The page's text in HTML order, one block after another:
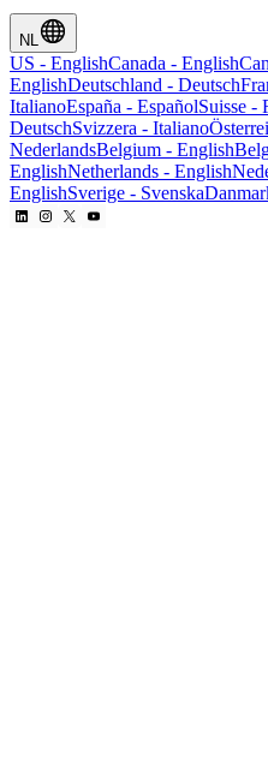
NL
US - EnglishCanada - English
EnglishDeutschland - Deutsch
ItalianoEspaña - EspañolSuisse -
DeutschSvizzera - Italiano
NederlandsBelgium - English
EnglishNetherlands - English
EnglishSverige - Svenska